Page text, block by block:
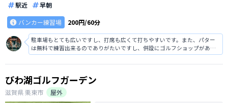
駅近
早朝
バンカー練習場
200円/60分
駐車場もとても広いですし、打席も広くて打ちやすいです。また、パター
は無料で練習出来るのでありがたいですし、併設にゴルフショップがあり
便利でした。施設も綺麗で清潔感がありますし、クラブもレンタルがある
ので手ぶらでも大丈夫です。
びわ湖ゴルフガーデン
滋賀県栗東市
屋外